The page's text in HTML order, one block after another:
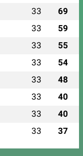
33 69
33 59
33 55
33 54
33 48
33 40
33 40
33 37